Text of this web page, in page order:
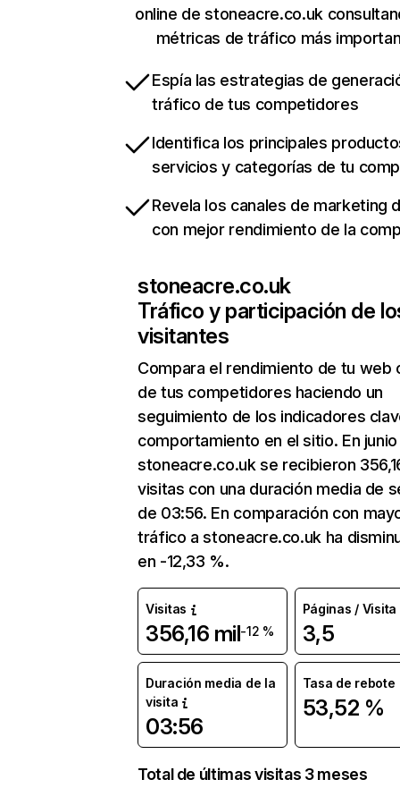
online de stoneacre.co.uk
métricas de tráfico más
Espía las estrategias de
tráfico de tus competidores
Identifica los principales
servicios y categorías de tu
Revela los canales de marketing
con mejor rendimiento de la
stoneacre.co.uk
Tráfico y participación de
visitantes
Compara el rendimiento de tu web
de tus competidores haciendo un
seguimiento de los indicadores
comportamiento en el sitio. En junio
stoneacre.co.uk se recibieron
visitas con una duración media de
de 03:56. En comparación con
tráfico a stoneacre.co.uk ha
en -12,33 %.
Visitas
356,16 mil-12 %
Páginas / Visita
3,5
Duración media de la
visita
03:56
Tasa de rebote
53,52 %
Total de últimas visitas 3 meses